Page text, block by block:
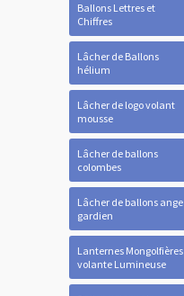
Ballons Lettres et
Chiffres
Lâcher de Ballons
hélium
Lâcher de logo volant
mousse
Lâcher de ballons
colombes
Lâcher de ballons ange
gardien
Lanternes Mongolfières
volante Lumineuse